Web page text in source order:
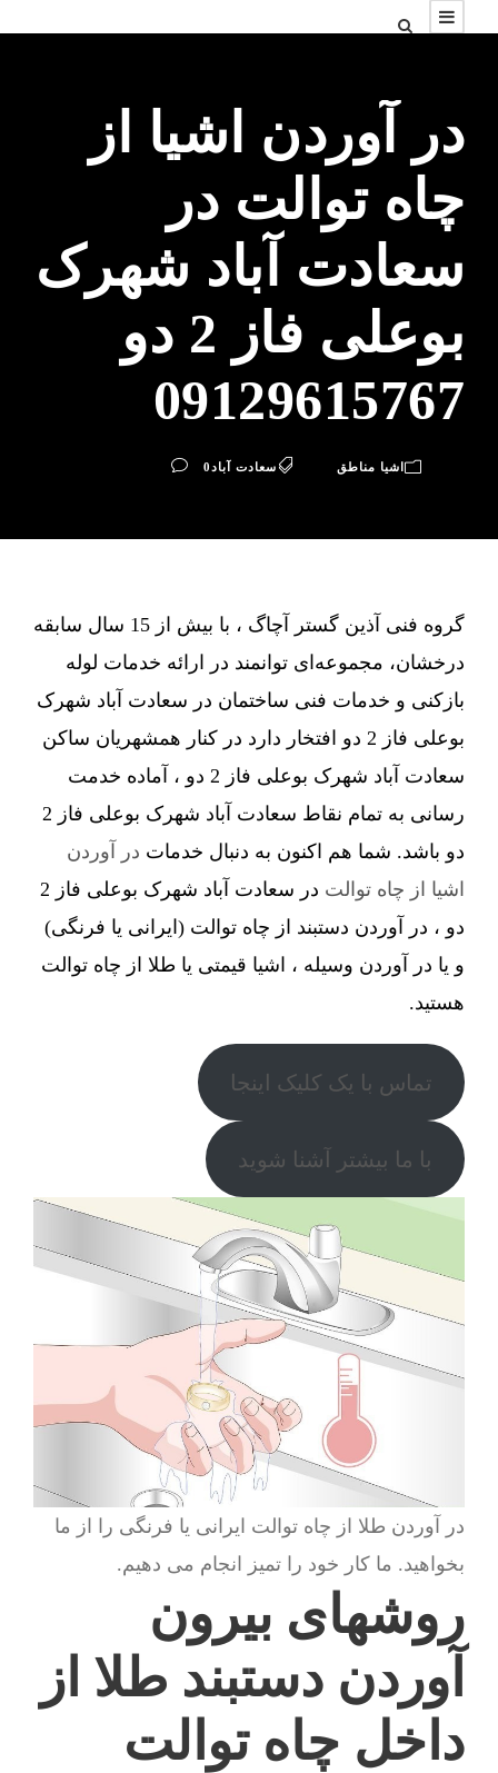
در آوردن اشیا از
چاه توالت در
سعادت آباد شهرک
بوعلی فاز 2 دو
09129615767
اشیا مناطق سعادت آباد0
گروه فنی آذین گستر آچاگ ، با بیش از 15 سال سابقه
درخشان، مجموعه‌ای توانمند در ارائه خدمات لوله
بازکنی و خدمات فنی ساختمان در سعادت آباد شهرک
بوعلی فاز 2 دو افتخار دارد در کنار همشهریان ساکن
سعادت آباد شهرک بوعلی فاز 2 دو ، آماده خدمت
رسانی به تمام نقاط سعادت آباد شهرک بوعلی فاز 2
دو باشد. شما هم اکنون به دنبال خدمات در آوردن
اشیا از چاه توالت
در سعادت آباد شهرک بوعلی فاز 2
دو ، در آوردن دستبند از چاه توالت (ایرانی یا فرنگی)
و یا در آوردن وسیله ، اشیا قیمتی یا طلا از چاه توالت
هستید.
تماس با یک کلیک اینجا
با ما بیشتر آشنا شوید
در آوردن طلا از چاه توالت ایرانی یا فرنگی را از ما
بخواهید. ما کار خود را تمیز انجام می دهیم.
روشهای بیرون
آوردن دستبند طلا از
داخل چاه توالت